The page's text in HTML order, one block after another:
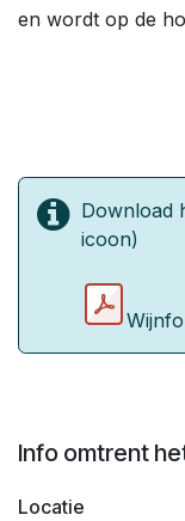
en wordt op de
Download
icoon)
Info omtrent
Locatie